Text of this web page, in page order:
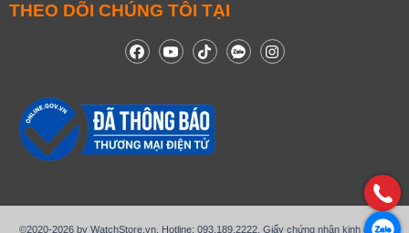
THEO DÕI CHÚNG TÔI TẠI
©2020-2026 by WatchStore.vn. Hotline: 093.189.2222. Giấy chứng nhận kinh doanh